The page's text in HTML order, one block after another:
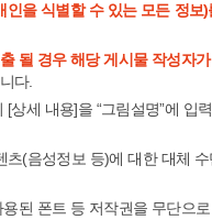
인을 식별할 수 있는 모든 정보
될 경우 해당 게시물 작성자
다.
상세 내용]을 “그림설명”에 입
츠(음성정보 등)에 대한 대체
된 폰트 등 저작권을 무단으로